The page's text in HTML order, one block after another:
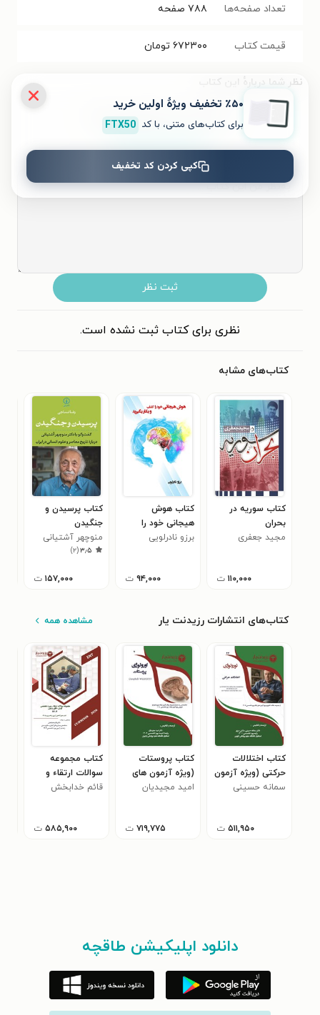
تعداد صفحه‌ها ۷۸۸ صفحه
قیمت کتاب ۶۷۲۳۰۰ تومان
نظر شما دربارهٔ این کتاب
به این کتاب چه امتیازی می‌دهید؟
۱ ۳ ۴ ۵
ثبت نظر
نظری برای کتاب ثبت نشده است.
کتاب‌های مشابه
کتاب سوریه در
بحران
مجید جعفری
۱۱۰,۰۰۰ ت
کتاب هوش
هیجانی خود را
کشف و بکار بگیرید
برزو نادرلویی
۹۴,۰۰۰ ت
کتاب پرسیدن و
جنگیدن
منوچهر آشتیانی
۳٫۵(۲)
۱۵۷,۰۰۰ ت
کتاب‌های انتشارات رزیدنت یار مشاهده همه
کتاب اختلالات
حرکتی (ویژه آزمون
های 1405)
سمانه حسینی
۵۱۱,۹۵۰ ت
کتاب پروستات
(ویژه آزمون های
1405)
امید مجیدیان
۷۱۹,۷۷۵ ت
کتاب مجموعه
سوالات ارتقاء و
بورد تخصصی گوش،
قائم خدابخش
۵۸۵,۹۰۰ ت
دانلود اپلیکیشن طاقچه
٪۵۰ تخفیف ویژۀ اولین خرید
برای کتاب‌های متنی، با کد FTX50
کپی کردن کد تخفیف